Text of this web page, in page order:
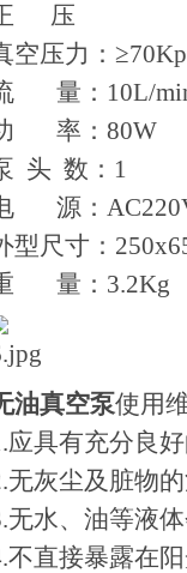
压
空压力：
量：10L/
率：80W
头 数：1
源：
型尺寸：
量：3.2Kg
油真空泵使用
应具有充分良
无灰尘及脏物
无水、油等液
不直接暴露在